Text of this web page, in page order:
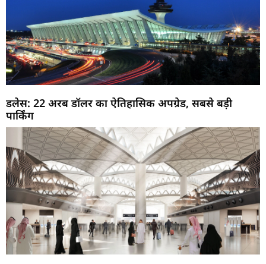
डलेस: 22 अरब डॉलर का ऐतिहासिक अपग्रेड, सबसे बड़ी
पार्किंग